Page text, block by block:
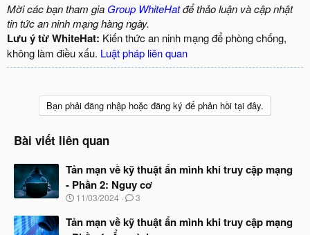
Mời các bạn tham gia Group WhiteHatđể thảo luận và cập nhật
tin tức an ninh mạng hàng ngày.
Lưu ý từ WhiteHat: Kiến thức an ninh mạng để phòng chống,
không làm điều xấu. Luật pháp liên quan
Bạn phải đăng nhập hoặc đăng ký để phản hồi tại đây.
Bài viết liên quan
Tản mạn về kỹ thuật ẩn mình khi truy cập mạng
- Phần 2: Nguy cơ
N
à
y
11/03/2024 3
Tản mạn về kỹ thuật ẩn mình khi truy cập mạng